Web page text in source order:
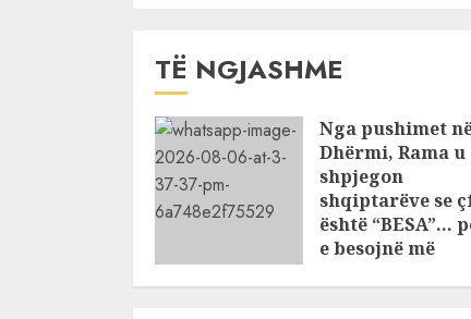
TË NGJASHME
Nga pushimet
Dhërmi, Rama u
shpjegon
shqiptarëve se
është “BESA”…
e besojnë më